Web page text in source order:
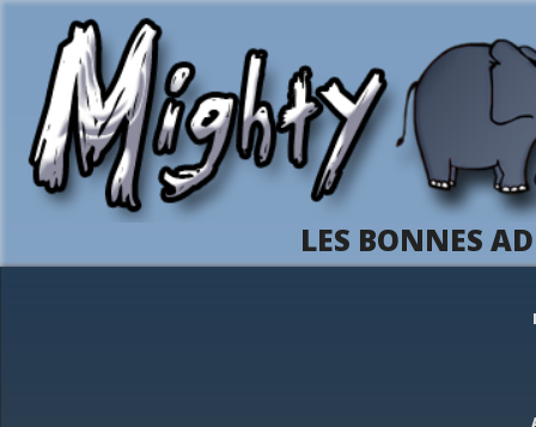
LES BONNES